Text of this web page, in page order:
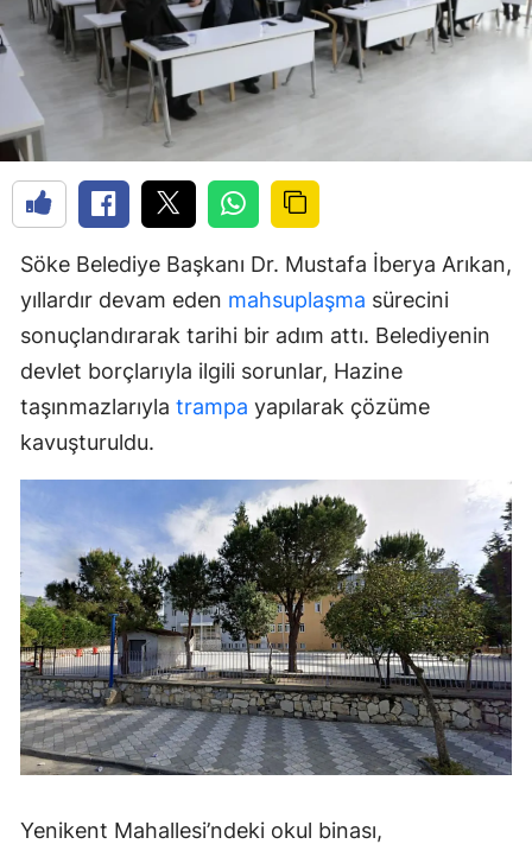
Söke Belediye Başkanı Dr. Mustafa İberya Arıkan,
yıllardır devam eden mahsuplaşma sürecini
sonuçlandırarak tarihi bir adım attı. Belediyenin
devlet borçlarıyla ilgili sorunlar, Hazine
taşınmazlarıyla trampa yapılarak çözüme
kavuşturuldu.
Yenikent Mahallesi’ndeki okul binası,